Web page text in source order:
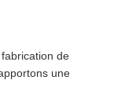
de
une